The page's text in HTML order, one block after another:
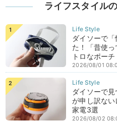
ライフスタイル
ダイソーで
た！「昔使
トロなポーチ
2026/08/01
ダイソーで
が申し訳ない
家電3選
2026/08/02